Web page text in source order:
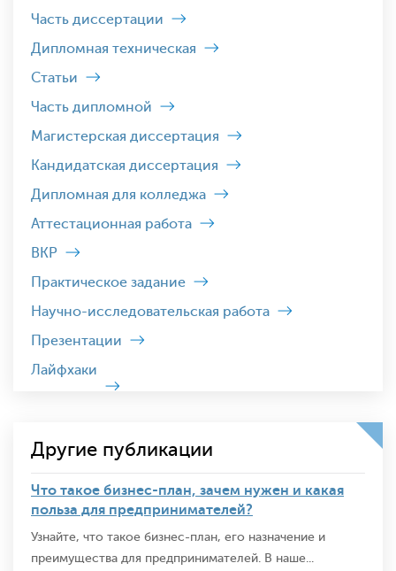
Часть диссертации
Дипломная техническая
Статьи
Часть дипломной
Магистерская диссертация
Кандидатская диссертация
Дипломная для колледжа
Аттестационная работа
ВКР
Практическое задание
Научно-исследовательская работа
Презентации
Лайфхаки
Другие публикации
Что такое бизнес-план, зачем нужен и какая
польза для предпринимателей?
Узнайте, что такое бизнес-план, его назначение и
преимущества для предпринимателей. В наше...